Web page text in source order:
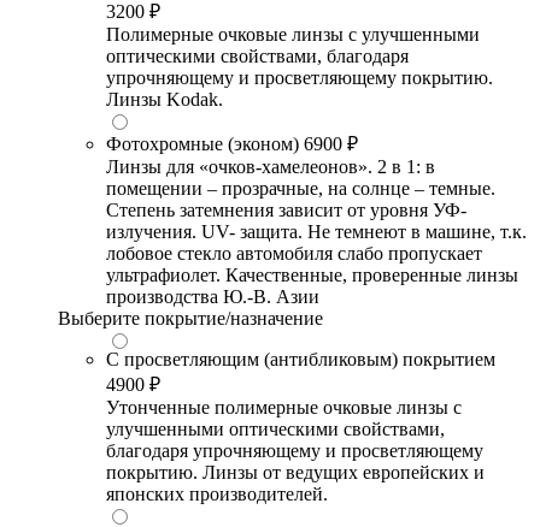
3200 ₽
Полимерные очковые линзы с улучшенными
оптическими свойствами, благодаря
упрочняющему и просветляющему покрытию.
Линзы Kodak.
Фотохромные (эконом) 6900 ₽
Линзы для «очков-хамелеонов». 2 в 1: в
помещении – прозрачные, на солнце – темные.
Степень затемнения зависит от уровня УФ-
излучения. UV- защита. Не темнеют в машине, т.к.
лобовое стекло автомобиля слабо пропускает
ультрафиолет. Качественные, проверенные линзы
производства Ю.-В. Азии
Выберите покрытие/назначение
С просветляющим (антибликовым) покрытием
4900 ₽
Утонченные полимерные очковые линзы с
улучшенными оптическими свойствами,
благодаря упрочняющему и просветляющему
покрытию. Линзы от ведущих европейских и
японских производителей.